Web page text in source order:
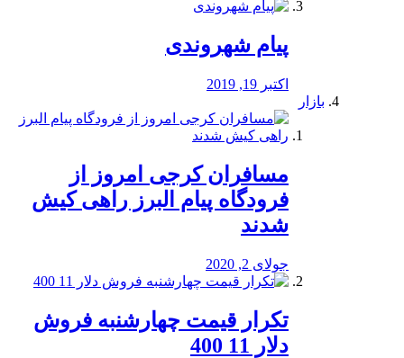
پیام شهروندی
اکتبر 19, 2019
بازار
مسافران کرجی امروز از
فرودگاه پیام البرز راهی کیش
شدند
جولای 2, 2020
تکرار قیمت چهارشنبه فروش
دلار 11 400